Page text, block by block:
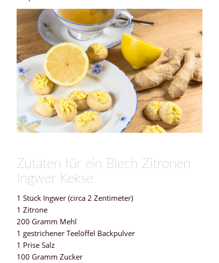
Zutaten für ein Blech Zitronen
Ingwer Kekse
1 Stück Ingwer (circa 2 Zentimeter)
1 Zitrone
200 Gramm Mehl
1 gestrichener Teelöffel Backpulver
1 Prise Salz
100 Gramm Zucker